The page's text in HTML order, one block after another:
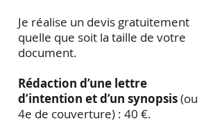
Je réalise un devis gratuitement
quelle que soit la taille de votre
document.
Rédaction d’une lettre
d’intention et d’un synopsis(ou
4e de couverture) : 40 €.